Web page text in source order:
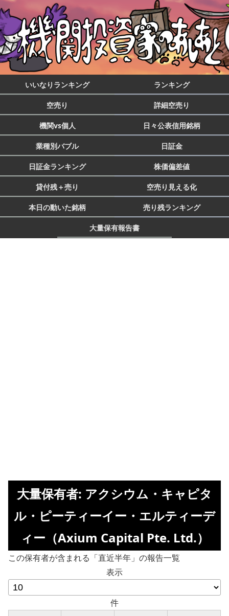
いいなりランキング ランキング
空売り 詳細空売り
機関vs個人 日々公表信用銘柄
業種別バブル 日証金
日証金ランキング 株価偏差値
貸付残＋売り 空売り見える化
本日の動いた銘柄 売り残ランキング
大量保有報告書
大量保有者: アクシウム・キャピタ
ル・ピーティーイー・エルティーデ
ィー（Axium Capital Pte. Ltd.）
この保有者が含まれる「直近半年」の報告一覧
表示
件